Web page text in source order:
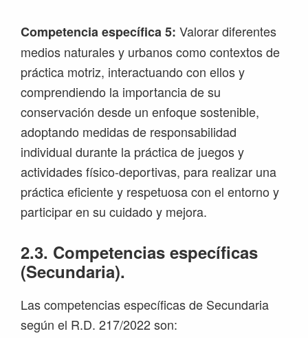
Competencia específica 5: Valorar diferentes
medios naturales y urbanos como contextos de
práctica motriz, interactuando con ellos y
comprendiendo la importancia de su
conservación desde un enfoque sostenible,
adoptando medidas de responsabilidad
individual durante la práctica de juegos y
actividades físico-deportivas, para realizar una
práctica eficiente y respetuosa con el entorno y
participar en su cuidado y mejora.
2.3. Competencias específicas
(Secundaria).
Las competencias específicas de Secundaria
según el R.D. 217/2022 son: